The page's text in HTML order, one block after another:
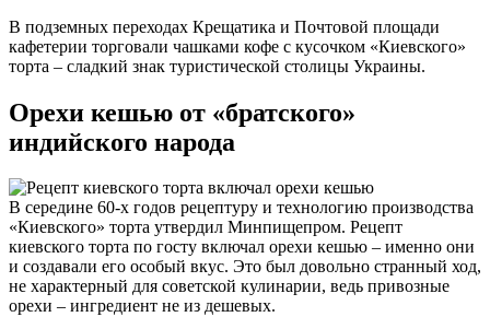
В подземных переходах Крещатика и Почтовой площади
кафетерии торговали чашками кофе с кусочком «Киевского»
торта – сладкий знак туристической столицы Украины.
Орехи кешью от «братского»
индийского народа
В середине 60-х годов рецептуру и технологию производства
«Киевского» торта утвердил Минпищепром. Рецепт
киевского торта по госту включал орехи кешью – именно они
и создавали его особый вкус. Это был довольно странный ход,
не характерный для советской кулинарии, ведь привозные
орехи – ингредиент не из дешевых.